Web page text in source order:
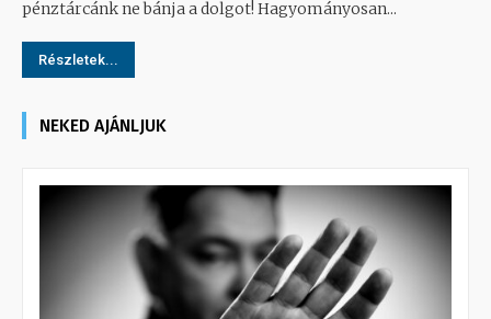
pénztárcánk ne bánja a dolgot! Hagyományosan...
Részletek...
NEKED AJÁNLJUK